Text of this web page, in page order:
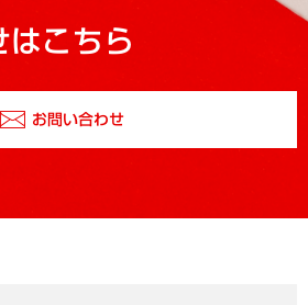
はこちら
お問い合わせ